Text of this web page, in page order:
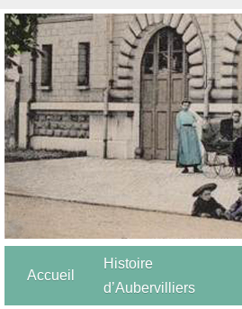
Accueil
Histoire
d’Aubervilliers